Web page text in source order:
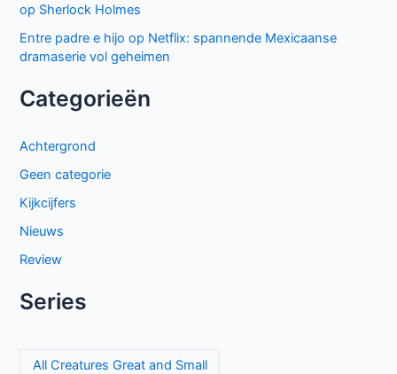
op Sherlock Holmes
Entre padre e hijo op Netflix: spannende Mexicaanse
dramaserie vol geheimen
Categorieën
Achtergrond
Geen categorie
Kijkcijfers
Nieuws
Review
Series
All Creatures Great and Small